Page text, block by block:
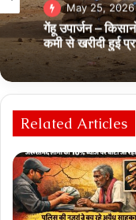
May 25, 2026
Pipriya रीवा सड़क
हुआ जैन समाज
Related Articles